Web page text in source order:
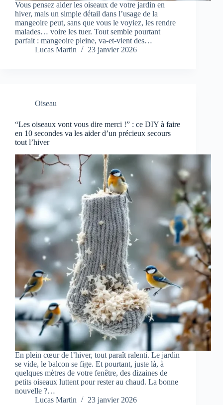
Vous pensez aider les oiseaux de votre jardin en
hiver, mais un simple détail dans l’usage de la
mangeoire peut, sans que vous le voyiez, les rendre
malades… voire les tuer. Tout semble pourtant
parfait : mangeoire pleine, va-et-vient des…
Lucas Martin
23 janvier 2026
Oiseau
“Les oiseaux vont vous dire merci !” : ce DIY à faire
en 10 secondes va les aider d’un précieux secours
tout l’hiver
En plein cœur de l’hiver, tout paraît ralenti. Le jardin
se vide, le balcon se fige. Et pourtant, juste là, à
quelques mètres de votre fenêtre, des dizaines de
petits oiseaux luttent pour rester au chaud. La bonne
nouvelle ?…
Lucas Martin
23 janvier 2026